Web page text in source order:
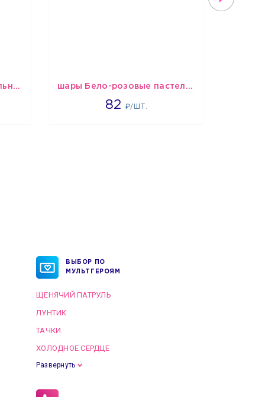
шары "Лайт" микс-пастельные шары Бело-розовые пастельные
82 ₽/ШТ.
1637
ВЫБОР ПО
МУЛЬТГЕРОЯМ
ЩЕНЯЧИЙ ПАТРУЛЬ
ЛУНТИК
ТАЧКИ
ХОЛОДНОЕ СЕРДЦЕ
Развернуть